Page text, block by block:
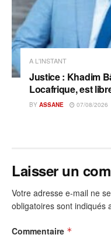
A L'INSTANT
Justice : Khadim
Locafrique, est
BY ASSANE 07/08/2026
Laisser un
Votre adresse e-mail ne
obligatoires sont indiqués
Commentaire *